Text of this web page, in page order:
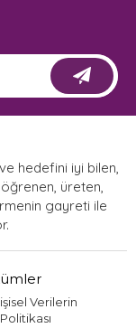
hedefini iyi bilen,
üreten,
gayreti ile
Verilerin